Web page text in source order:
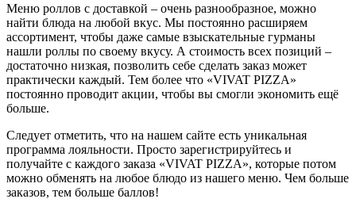
Меню роллов с доставкой – очень разнообразное, можно
найти блюда на любой вкус. Мы постоянно расширяем
ассортимент, чтобы даже самые взыскательные гурманы
нашли роллы по своему вкусу. А стоимость всех позиций –
достаточно низкая, позволить себе сделать заказ может
практически каждый. Тем более что «VIVAT PIZZA»
постоянно проводит акции, чтобы вы смогли экономить ещё
больше.
Следует отметить, что на нашем сайте есть уникальная
программа лояльности. Просто зарегистрируйтесь и
получайте с каждого заказа «VIVAT PIZZA», которые потом
можно обменять на любое блюдо из нашего меню. Чем больше
заказов, тем больше баллов!